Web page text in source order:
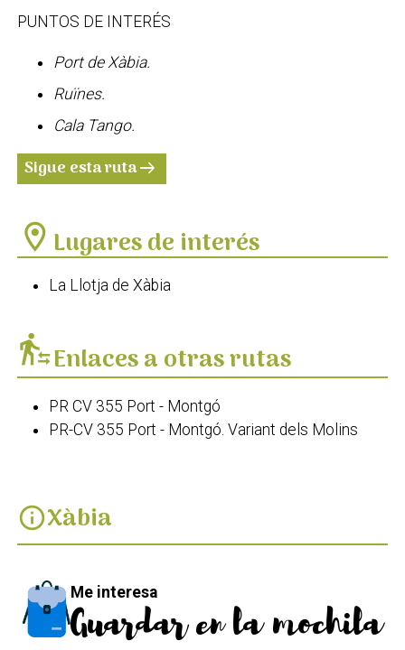
PUNTOS DE INTERÉS
Port de Xàbia.
Ruïnes.
Cala Tango.
Sigue esta rutaarrow_right_alt
location_on Lugares de interés
La Llotja de Xàbia
transfer_within_a_stationEnlaces a otras rutas
PR CV 355 Port - Montgó
PR-CV 355 Port - Montgó. Variant dels Molins
infoXàbia
Me interesa
Guardar en la mochila